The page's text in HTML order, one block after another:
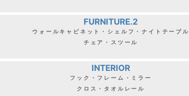
FURNITURE.2
ウォールキャビネット・シェルフ・ナイトテーブル
チェア・スツール
INTERIOR
フック・フレーム・ミラー
クロス・タオルレール